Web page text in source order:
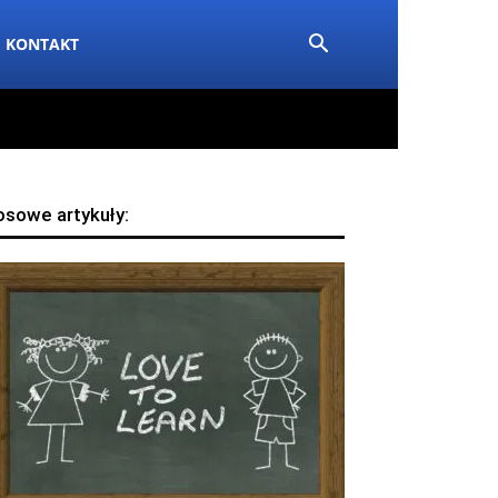
KONTAKT
artykuły: